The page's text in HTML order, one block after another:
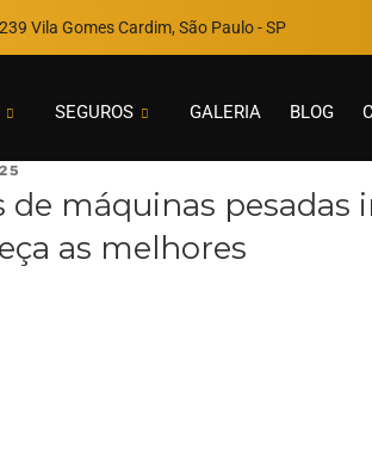
Vila Gomes Cardim, São Paulo - SP​
SEGUROS GALERIA BLOG
de máquinas pesadas
as melhores